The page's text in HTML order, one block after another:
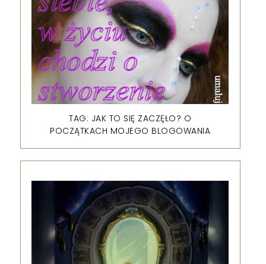
TAG: JAK TO SIĘ ZACZĘŁO? O
POCZĄTKACH MOJEGO BLOGOWANIA